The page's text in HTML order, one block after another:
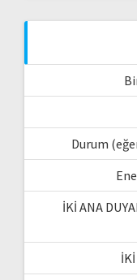
Durum
İKİ ANA